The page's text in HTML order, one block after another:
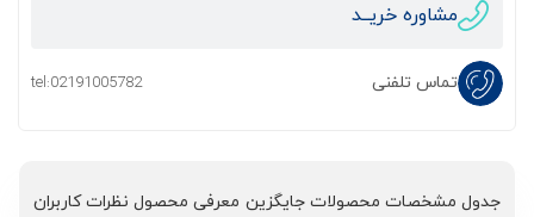
مشاوره خریــد
تماس تلفنی tel:02191005782
جدول مشخصات محصولات جایگزین معرفی محصول نظرات کاربران